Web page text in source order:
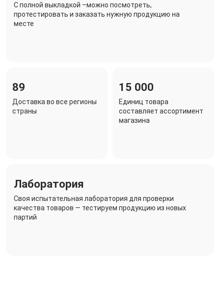
C полной выкладкой –можно посмотреть,
протестировать и заказать нужную продукцию на
месте
89
Доставка во все регионы
страны
15 000
Единиц товара
составляет ассортимент
магазина
Лаборатория
Своя испытательная лаборатория для проверки
качества товаров — тестируем продукцию из новых
партий